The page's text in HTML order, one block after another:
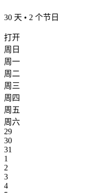
30 天 • 2 个节日
打开
周日
周一
周二
周三
周四
周五
周六
29
30
31
1
2
3
4